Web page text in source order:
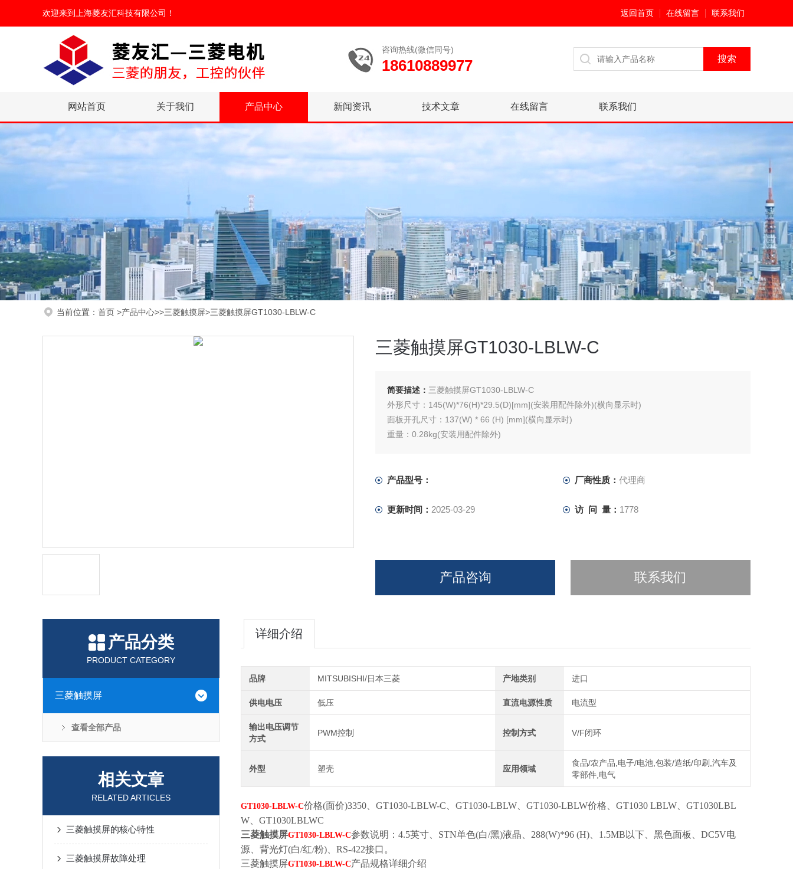
欢迎来到 上海菱友汇科技有限公司 ！ 返回首页 在线留言 联系我们
咨询热线(微信同号)
18610889977
网站首页 关于我们 产品中心 新闻资讯 技术文章 在线留言 联系我们
当前位置： 首页 >产品中心>>三菱触摸屏>三菱触摸屏GT1030-LBLW-C
三菱触摸屏GT1030-LBLW-C
简要描述： 三菱触摸屏GT1030-LBLW-C
外形尺寸：145(W)*76(H)*29.5(D)[mm](安装用配件除外)(横向显示时)
面板开孔尺寸：137(W) * 66 (H) [mm](横向显示时)
重量：0.28kg(安装用配件除外)
产品型号： 厂商性质： 代理商
更新时间： 2025-03-29 访 问 量： 1778
产品咨询 联系我们
产品分类
PRODUCT CATEGORY
三菱触摸屏
查看全部产品
相关文章
RELATED ARTICLES
三菱触摸屏的核心特性
三菱触摸屏故障处理
详细介绍
品牌 MITSUBISHI/日本三菱 产地类别 进口
供电电压 低压 直流电源性质 电流型
输出电压调节
方式
PWM控制 控制方式 V/F闭环
外型 塑壳 应用领域
食品/农产品,电子/电池,包装/造纸/印刷,汽车及
零部件,电气
GT1030-LBLW-C价格(面价)3350、GT1030-LBLW-C、GT1030-LBLW、GT1030-LBLW价格、GT1030 LBLW、GT1030LBL
W、GT1030LBLWC
三菱触摸屏GT1030-LBLW-C参数说明：4.5英寸、STN单色(白/黑)液晶、288(W)*96 (H)、1.5MB以下、黑色面板、DC5V电
源、背光灯(白/红/粉)、RS-422接口。
三菱触摸屏GT1030-LBLW-C产品规格详细介绍